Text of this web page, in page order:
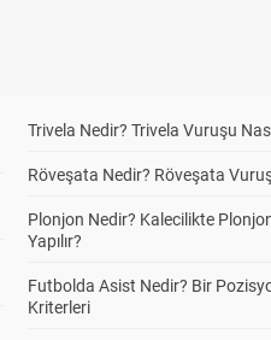
Trivela Nedir? Trivela Vuruşu
Röveşata Nedir? Röveşata
Plonjon Nedir? Kalecilikte
Yapılır?
Futbolda Asist Nedir? Bir
Kriterleri